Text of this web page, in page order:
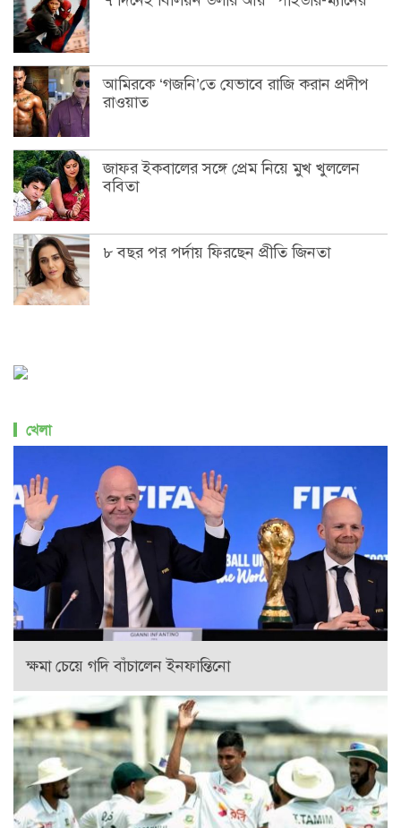
আমিরকে ‘গজনি’তে যেভাবে রাজি করান প্রদীপ
রাওয়াত
জাফর ইকবালের সঙ্গে প্রেম নিয়ে মুখ খুললেন
ববিতা
৮ বছর পর পর্দায় ফিরছেন প্রীতি জিনতা
খেলা
ক্ষমা চেয়ে গদি বাঁচালেন ইনফান্তিনো